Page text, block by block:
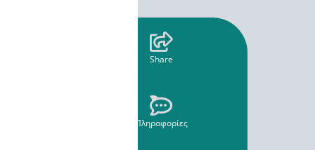
Share
Πληροφορίες